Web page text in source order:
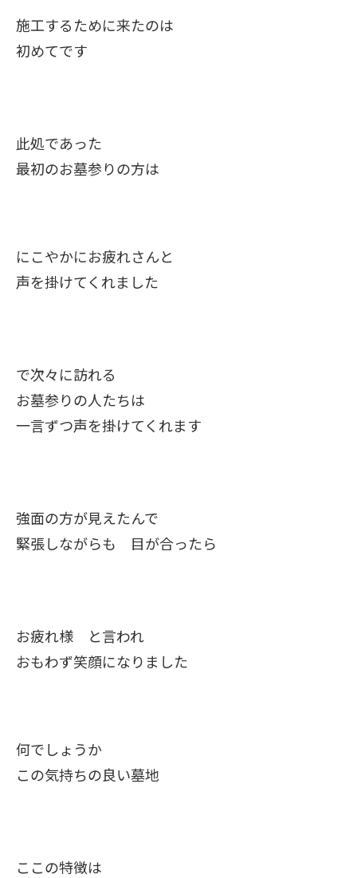
施工するために来たのは
初めてです
此処であった
最初のお墓参りの方は
にこやかにお疲れさんと
声を掛けてくれました
で次々に訪れる
お墓参りの人たちは
一言ずつ声を掛けてくれます
強面の方が見えたんで
緊張しながらも 目が合ったら
お疲れ様 と言われ
おもわず笑顔になりました
何でしょうか
この気持ちの良い墓地
ここの特徴は